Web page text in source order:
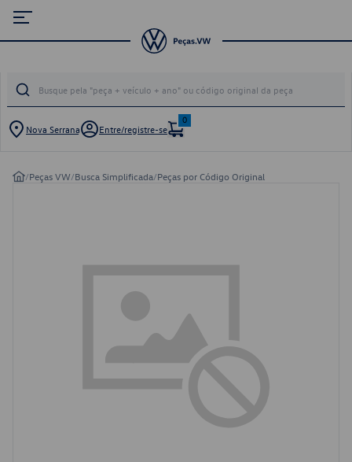
Nova Serrana Entre/registre-se
0
/Peças VW/Busca Simplificada/Peças por Código Original